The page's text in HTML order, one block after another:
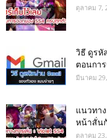
ตุลาคม 7,
วิธี ดูรหั
ตอนกา
มีนาคม
แนวทา
หน้าสั่น
ตุลาคม